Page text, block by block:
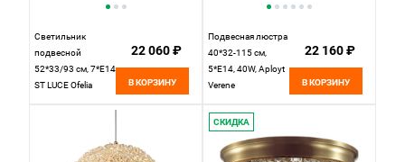
Светильник
подвесной
52*33/93 см, 7*E14
ST LUCE Ofelia
22 060 ₽
В КОРЗИНУ
Подвесная люстра
40*32-115 см,
5*E14, 40W, Aployt
Verene
золотой
22 160 ₽
В КОРЗИНУ
СКИДКА